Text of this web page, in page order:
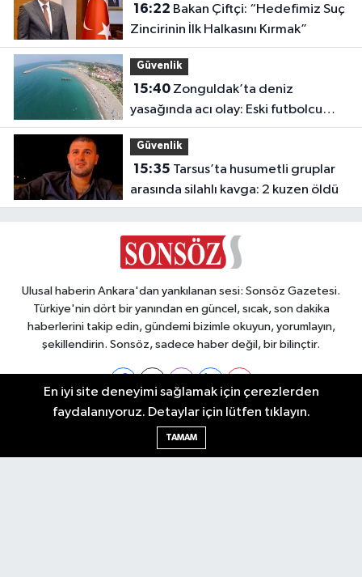
16:22
Zincirinin İlk Halkasını Kırmak”
Güvenlik
15:40Zonguldak’ta deniz
yasağında acı olay: Eski futbolcu
Hakan Ergin hayatını kaybetti
Güvenlik
15:35
arasında silahlı kavga: 2 kuzen öldü
Ulusal haberin Ankara'dan yankılanan sesi: Sonsöz Gazetesi.
Türkiye'nin dört bir yanından en güncel, sıcak, son dakika
haberlerini takip edin, gündemi bizimle okuyun, yorumlayın,
şekillendirin. Sonsöz, sadece haber değil, bir bilinçtir.
Ankara Nöbetçi Eczaneler
En iyi site deneyimi sağlamak için çerezlerden
faydalanıyoruz. Detaylar için lütfen tıklayın.
TAMAM